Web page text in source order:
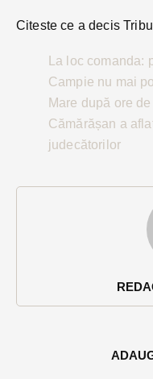
Citeste ce a decis
La loc
Campie nu mai
Mare după ore
Cămărășan a
judecătorilor